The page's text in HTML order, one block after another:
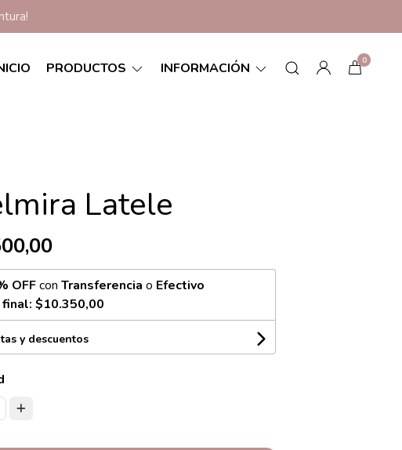
PRODUCTOS INFORMACIÓN 0
Latele
OFFcon Transferencia o Efectivo
$10.350,00
y descuentos